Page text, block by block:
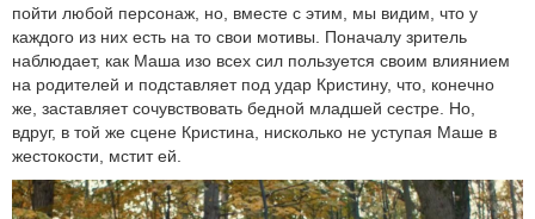
пойти любой персонаж, но, вместе с этим, мы видим, что у
каждого из них есть на то свои мотивы. Поначалу зритель
наблюдает, как Маша изо всех сил пользуется своим влиянием
на родителей и подставляет под удар Кристину, что, конечно
же, заставляет сочувствовать бедной младшей сестре. Но,
вдруг, в той же сцене Кристина, нисколько не уступая Маше в
жестокости, мстит ей.